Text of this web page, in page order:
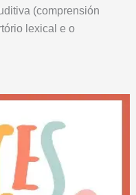
(comprensión
lexical e o